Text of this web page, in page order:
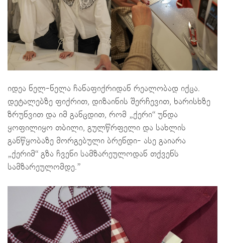
იდეა ნელ-ნელა ჩანაფიქრიდან რეალობად იქცა.
დეტალებზე ფიქრით, დიზაინის შერჩევით, ხარისხზე
ზრუნვით და იმ განცდით, რომ „ქერი“ უნდა
ყოფილიყო თბილი, გულწრფელი და სახლის
განწყობაზე მორგებული ბრენდი- ასე გაიარა
„ქერიმ“ გზა ჩვენი სამზარეულოდან თქვენს
სამზარეულომდე.”